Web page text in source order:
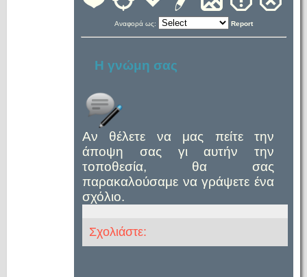
Αναφορά ως: Report
Η γνώμη σας
Αν θέλετε να μας πείτε την
άποψη σας γι αυτήν την
τοποθεσία, θα σας
παρακαλούσαμε να γράψετε ένα
σχόλιο.
Σχολιάστε: